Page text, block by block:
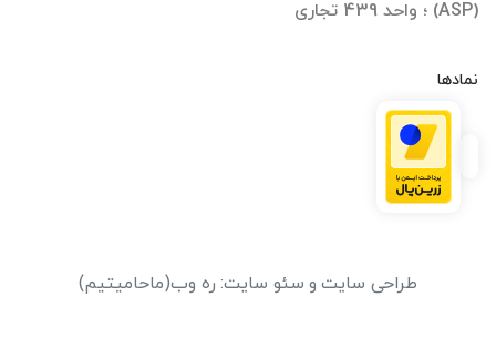
(ASP) ؛ واحد 439 تجاری
نمادها
طراحی سایت و سئو سایت: ره وب(ماحامیتیم)